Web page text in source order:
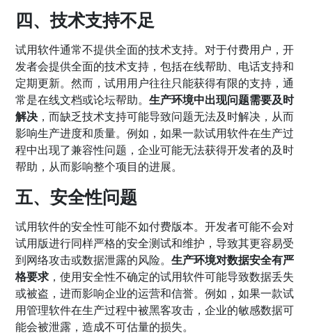
四、技术支持不足
试用软件通常不提供全面的技术支持。对于付费用户，开
发者会提供全面的技术支持，包括在线帮助、电话支持和
定期更新。然而，试用用户往往只能获得有限的支持，通
常是在线文档或论坛帮助。生产环境中出现问题需要及时
解决 ，而缺乏技术支持可能导致问题无法及时解决，从而
影响生产进度和质量。例如，如果一款试用软件在生产过
程中出现了兼容性问题，企业可能无法获得开发者的及时
帮助，从而影响整个项目的进展。
五、安全性问题
试用软件的安全性可能不如付费版本。开发者可能不会对
试用版进行同样严格的安全测试和维护，导致其更容易受
到网络攻击或数据泄露的风险。生产环境对数据安全有严
格要求 ，使用安全性不确定的试用软件可能导致数据丢失
或被盗，进而影响企业的运营和信誉。例如，如果一款试
用管理软件在生产过程中被黑客攻击，企业的敏感数据可
能会被泄露，造成不可估量的损失。